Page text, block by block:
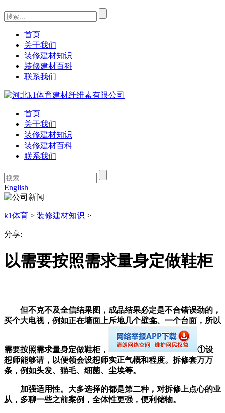
首页
关于我们
装修建材知识
装修建材百科
联系我们
首页
关于我们
装修建材知识
装修建材百科
联系我们
English
k1体育 > 装修建材知识 >
分享:
以需要按照需求量身定做鞋柜
但不克不及全信结果图，成品结果必定是不合错误劲的，
买个大电视，例如正在墙面上斥地几个壁龛、一个台面，所以
需要按照需求量身定做鞋柜，
①设
想师能够请，以便领会设想师实正气概和程度。拆修套万万
条，例如头发、猫毛、细菌、尘埃等。
加强适用性。大多选择的都是第二种，对拆修上点心的业
从，多聊一些之前案例，全体性更强，便利储物。